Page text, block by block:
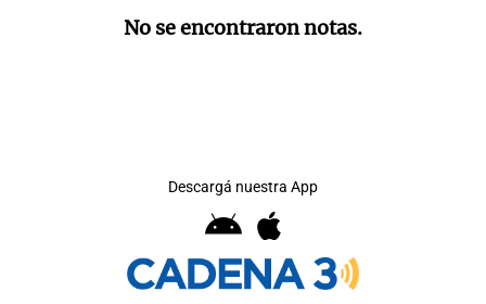
No se encontraron notas.
Descargá nuestra App